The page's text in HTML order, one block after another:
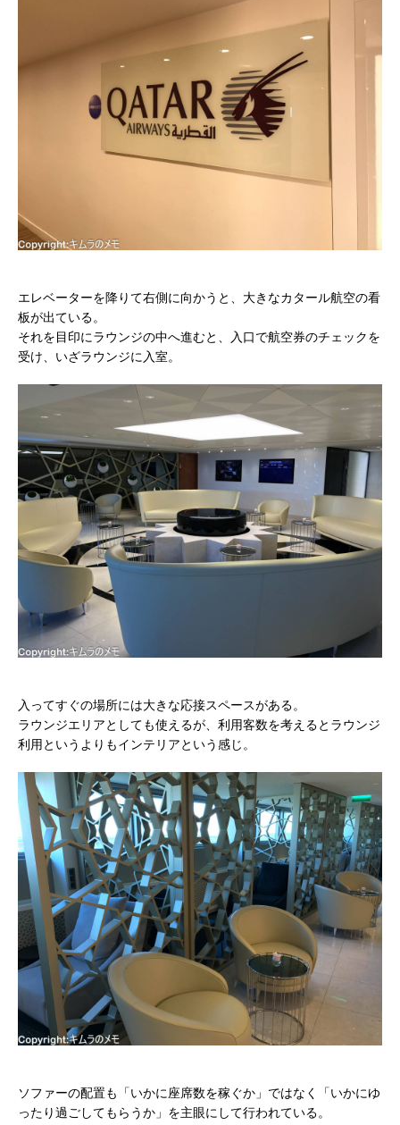
エレベーターを降りて右側に向かうと、大きなカタール航空の看
板が出ている。
それを目印にラウンジの中へ進むと、入口で航空券のチェックを
受け、いざラウンジに入室。
入ってすぐの場所には大きな応接スペースがある。
ラウンジエリアとしても使えるが、利用客数を考えるとラウンジ
利用というよりもインテリアという感じ。
ソファーの配置も「いかに座席数を稼ぐか」ではなく「いかにゆ
ったり過ごしてもらうか」を主眼にして行われている。